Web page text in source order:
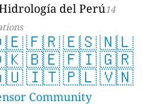
del Perú14
🇫🇷🇪🇸🇳🇱
🇧🇪🇫🇮🇬🇷
🇮🇹🇵🇱🇻🇳
Community